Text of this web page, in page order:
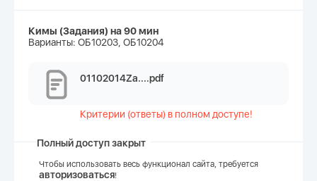
Кимы (Задания) на 90 мин
Варианты: ОБ10203, ОБ10204
01102014Za....pdf
Критерии (ответы) в полном доступе!
Полный доступ закрыт
Чтобы использовать весь функционал сайта, требуется
авторизоваться!